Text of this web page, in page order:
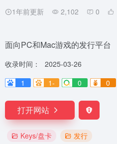
1年前更新 2,102 0
面向PC和Mac游戏的发行平台
收录时间：
2025-03-26
1
1- 0 0
打开网站
Keys/盘卡 发行